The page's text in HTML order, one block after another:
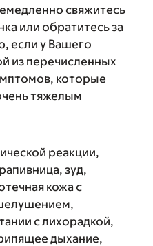
свяжитесь
или обратитесь за
если у Вашего
из перечисленных
которые
тяжелым
реакции,
зуд,
кожа с
с лихорадкой,
дыхание,